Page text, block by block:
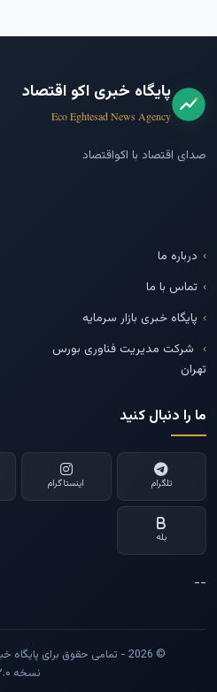
پایگاه خبری اکو اقتصاد
Eco Eghtesad News Agency
صدای اقتصاد با اکواقتصاد
درباره ما
تماس با ما
پایگاه خبری بازار سرمایه
شرکت مدیریت فناوری بورس
تهران
ما را دنبال کنید
تلگرام اینستاگرام
بله
--
© 2026 - تمامی حقوق برای پایگاه خبری
نسخه ۲.۰